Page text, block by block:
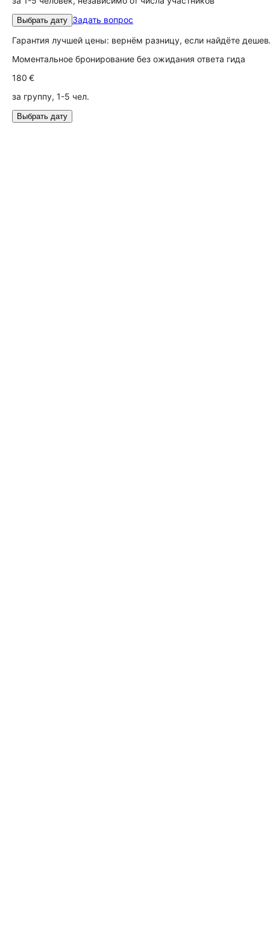
Выбрать дату Задать вопрос
Гарантия лучшей цены: вернём разницу, если найдёте
Моментальное бронирование без ожидания ответа гида
180 €
за группу, 1-5 чел.
Выбрать дату